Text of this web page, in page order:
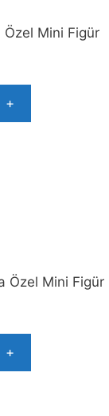
Mini Figür
+
Özel Mini Figür
+